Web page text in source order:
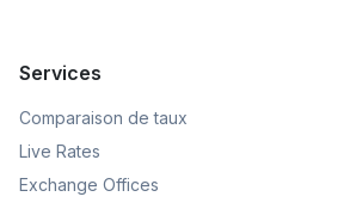
Services
Comparaison de taux
Live Rates
Exchange Offices